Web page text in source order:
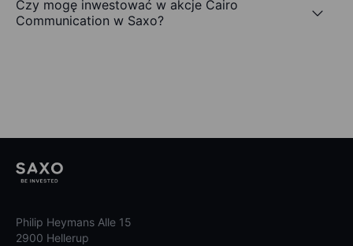
Czy mogę inwestować w akcje Cairo
Communication w Saxo?
Philip Heymans Alle 15
2900 Hellerup